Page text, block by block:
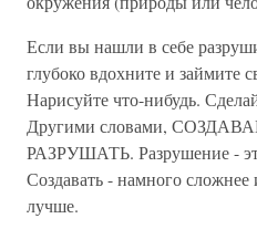
Если вы нашли в себе
глубоко вдохните и займите
Нарисуйте что-нибудь.
Другими словами,
РАЗРУШАТЬ. Разрушение -
Создавать - намного
лучше.